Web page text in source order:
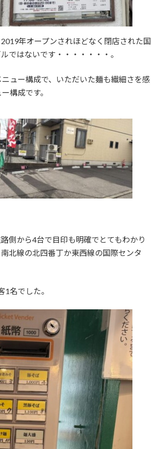
年オープンされほどなく閉店された国
ではないです・・・・・・・。
ュー構成で、いただいた麺も繊細さを感
構成です。
側から4台で目印も明確でとてもわかり
北線の北四番丁か東西線の国際センタ
名でした。